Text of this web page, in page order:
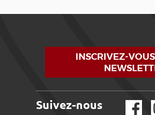
INSCRIVEZ-
Suivez-nous